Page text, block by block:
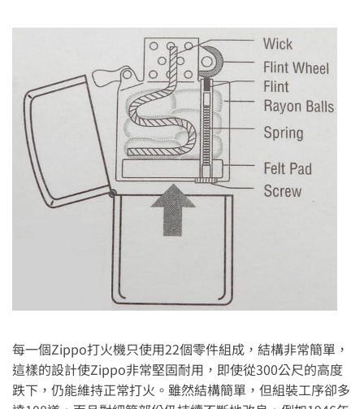
每一個Zippo打火機只使用22個零件組成，結構非常簡單，
這樣的設計使Zippo非常堅固耐用，即使從300公尺的高度
跌下，仍能維持正常打火。雖然結構簡單，但組裝工序卻多